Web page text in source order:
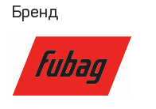
Бренд